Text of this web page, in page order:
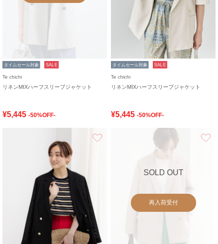
タイムセール対象 SALE
Te chichi
リネンMIXハーフスリーブジャケット
¥5,445 -50%OFF-
タイムセール対象 SALE
Te chichi
リネンMIXハーフスリーブジャケット
¥5,445 -50%OFF-
SOLD OUT
再入荷受付